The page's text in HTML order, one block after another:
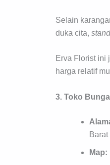
Selain
duka cita,
Erva Florist ini
harga relatif
3. Toko
Map: